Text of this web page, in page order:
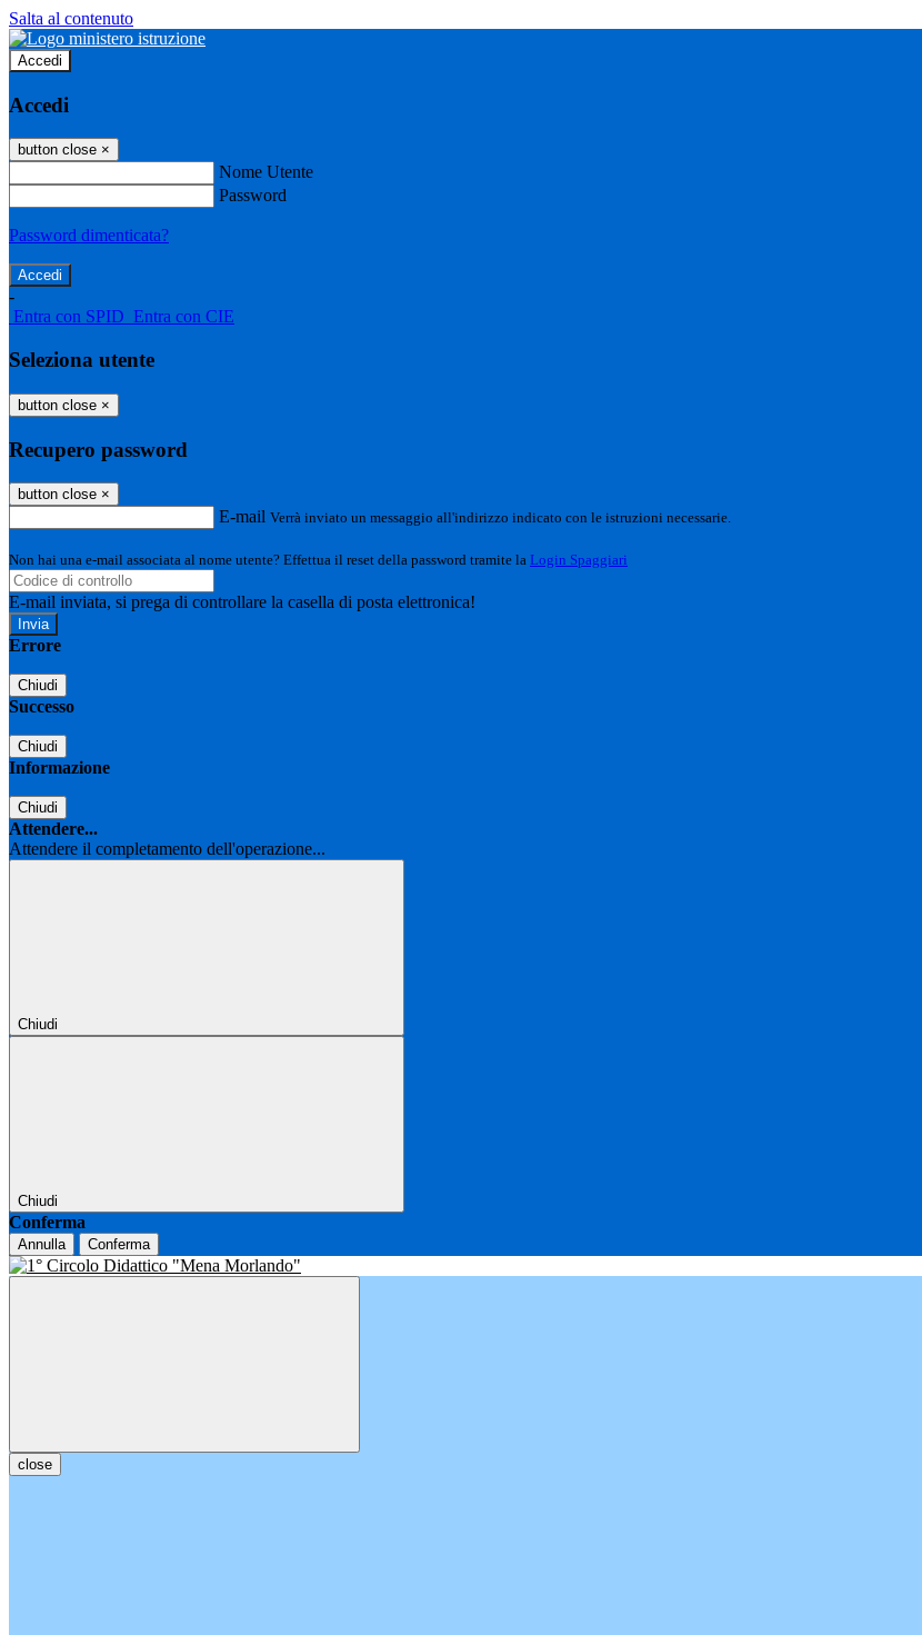
Salta al contenuto
Accedi
Accedi
button close ×
Nome Utente
Password
Password dimenticata?
-
Entra con SPID Entra con CIE
Seleziona utente
button close ×
Recupero password
button close ×
E-mail Verrà inviato un messaggio all'indirizzo indicato con le istruzioni necessarie.
Non hai una e-mail associata al nome utente? Effettua il reset della password tramite la Login Spaggiari
E-mail inviata, si prega di controllare la casella di posta elettronica!
Errore
Chiudi
Successo
Chiudi
Informazione
Chiudi
Attendere...
Attendere il completamento dell'operazione...
Chiudi
Chiudi
Conferma
Annulla Conferma
close